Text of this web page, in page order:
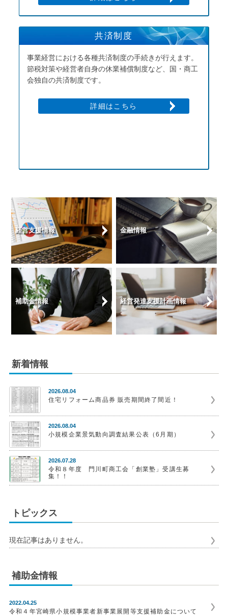
共済制度
事業経営における各種共済制度の手続きが行えます。
節税対策や経営者自身の休業補償制度など、国・商工
会独自の共済制度です。
詳細はこちら
経営支援情報 金融情報
補助金情報 経営発達支援計画情報
新着情報
2026.08.04
住宅リフォーム商品券 販売期間終了間近！
2026.08.04
小規模企業景気動向調査結果公表（6月期）
2026.07.28
令和８年度 門川町商工会「創業塾」受講生募
集！！
トピックス
現在記事はありません。
補助金情報
2022.04.25
令和４年宮崎県小規模事業者新事業展開等支援補助金について